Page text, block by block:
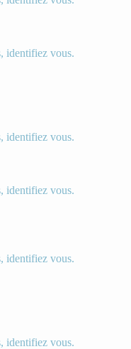
identifiez vous.
identifiez vous.
identifiez vous.
identifiez vous.
identifiez vous.